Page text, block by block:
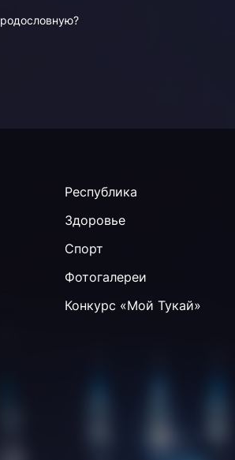
Республика
Здоровье
Спорт
Фотогалереи
Конкурс «Мой Тукай»